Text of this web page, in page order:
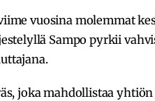
vuosina molemmat
Sampo pyrkii
joka mahdollistaa